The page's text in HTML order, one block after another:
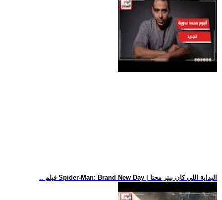
.. فيلم Spider-Man: Brand New Day | البداية اللي كان بيتر محتا